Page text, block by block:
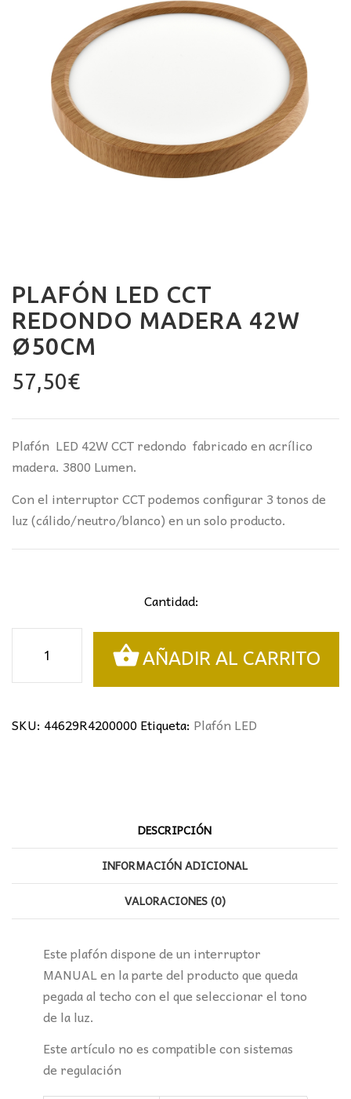
PLAFÓN LED CCT
REDONDO MADERA 42W
Ø50CM
57,50€
Plafón LED 42W CCT redondo fabricado en acrílico
madera. 3800 Lumen.
Con el interruptor CCT podemos configurar 3 tonos de
luz (cálido/neutro/blanco) en un solo producto.
Cantidad:
CCT
MADERA
AÑADIR AL CARRITO
SKU: 44629R4200000Etiqueta: Plafón LED
DESCRIPCIÓN
INFORMACIÓN ADICIONAL
VALORACIONES (0)
Este plafón dispone de un interruptor
MANUAL en la parte del producto que queda
pegada al techo con el que seleccionar el tono
de la luz.
Este artículo no es compatible con sistemas
de regulación